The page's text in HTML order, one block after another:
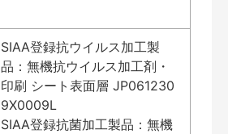
SIAA登録抗ウイルス加工製
品：無機抗ウイルス加工剤・
印刷 シート表面層 JP061230
9X0009L
SIAA登録抗菌加工製品：無機